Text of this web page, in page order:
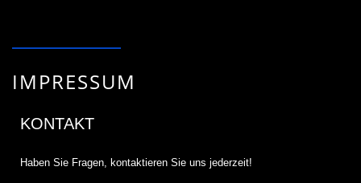
IMPRESSUM
KONTAKT
Haben Sie Fragen, kontaktieren Sie uns jederzeit!